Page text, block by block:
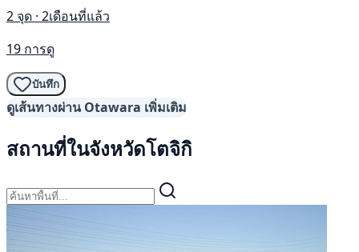
2 จุด · 2เดือนที่แล้ว
19 การดู
บันทึก
ดูเส้นทางผ่าน Otawara เพิ่มเติม
สถานที่ในจังหวัดโตจิกิ